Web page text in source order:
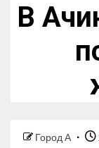
В
Город А